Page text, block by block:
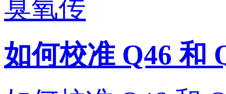
如何校准 Q46 和